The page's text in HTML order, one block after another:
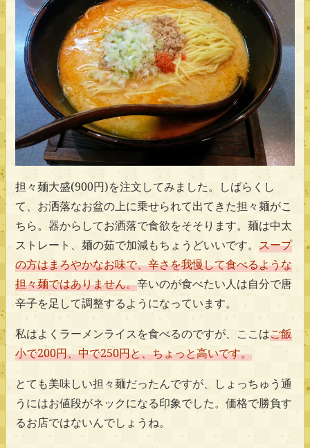
担々麺大盛(900円)を注文してみました。しばらくし
て、お洒落なお盆の上に乗せられて出てきた担々麺がこ
ちら。器からしてお洒落で食欲をそそります。麺は中太
ストレート、麺の茹で加減もちょうどいいです。 スープ
の方はまろやかなお味で、辛さを我慢して食べるような
担々麺ではありません。辛いのが食べたい人は自分で唐
辛子を足して調整するようになっています。
私はよくラーメンライスを食べるのですが、ここはご飯
小で200円、中で250円と、ちょっと高いです。
とても美味しい担々麺だったんですが、しょっちゅう通
うにはお値段がネックになる印象でした。価格で勝負す
るお店ではないんでしょうね。